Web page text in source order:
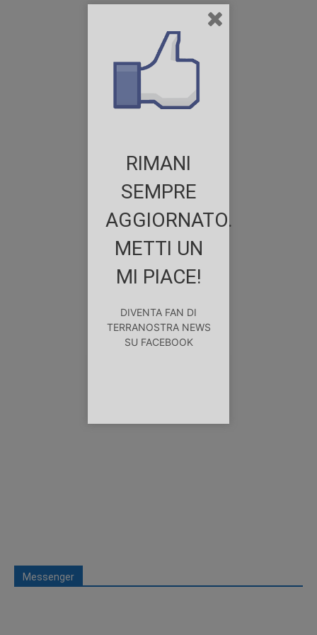
Messenger
RIMANI
SEMPRE
AGGIORNATO.
METTI UN
MI PIACE!
DIVENTA FAN DI
TERRANOSTRA NEWS
SU FACEBOOK